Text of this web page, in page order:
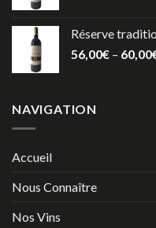
Réserve
56,00€ – 60,00
NAVIGATION
Accueil
Nous Connaître
Nos Vins